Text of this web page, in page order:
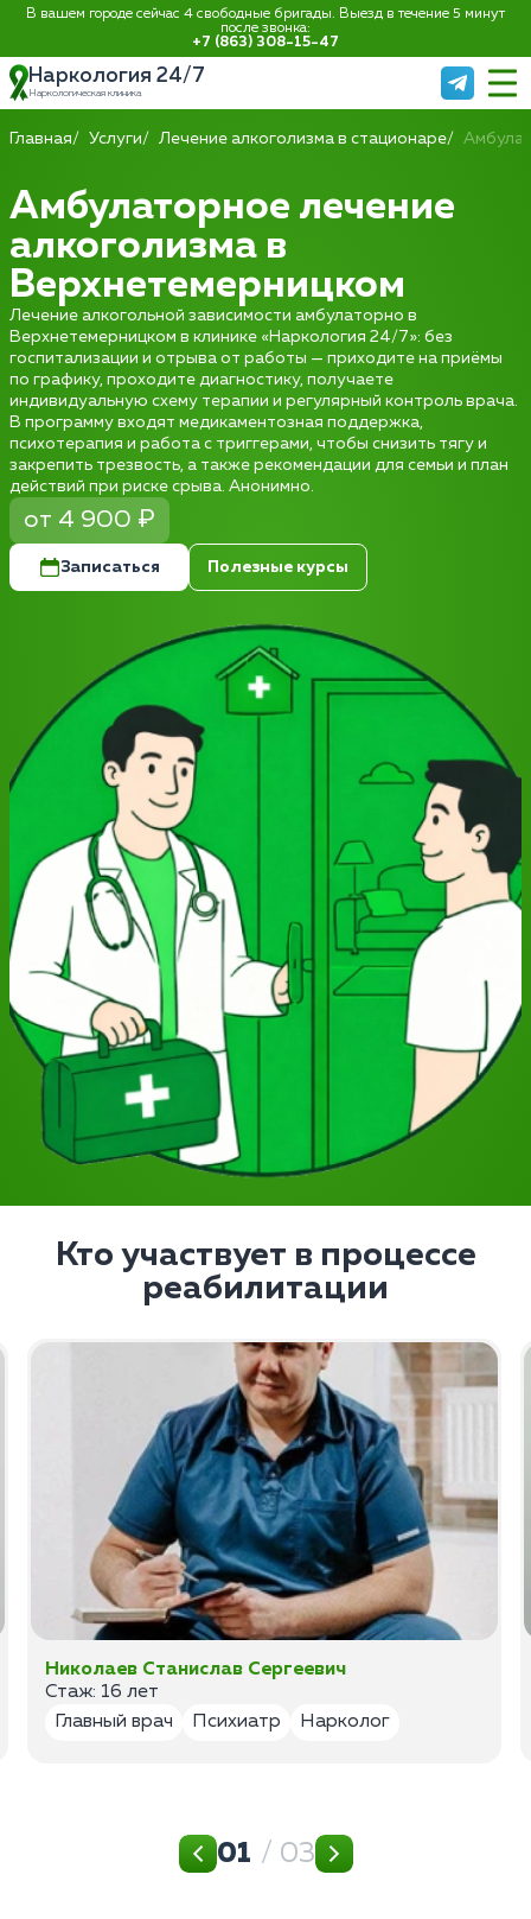
В вашем городе сейчас 4 свободные бригады. Выезд в течение 5 минут
после звонка:
+7 (863) 308-15-47
Наркология 24/7
Наркологическая клиника
Главная Услуги Лечение алкоголизма в стационаре
Амбулаторное лечение
алкоголизма в
Верхнетемерницком
Лечение алкогольной зависимости амбулаторно в
Верхнетемерницком в клинике «Наркология 24/7»: без
госпитализации и отрыва от работы — приходите на приёмы
по графику, проходите диагностику, получаете
индивидуальную схему терапии и регулярный контроль врача.
В программу входят медикаментозная поддержка,
психотерапия и работа с триггерами, чтобы снизить тягу и
закрепить трезвость, а также рекомендации для семьи и план
действий при риске срыва. Анонимно.
от 4 900 ₽
Записаться Полезные курсы
Кто участвует в процессе
реабилитации
Николаев Станислав Сергеевич
Стаж: 16 лет
Главный врач
Психиатр Нарколог
01 / 03